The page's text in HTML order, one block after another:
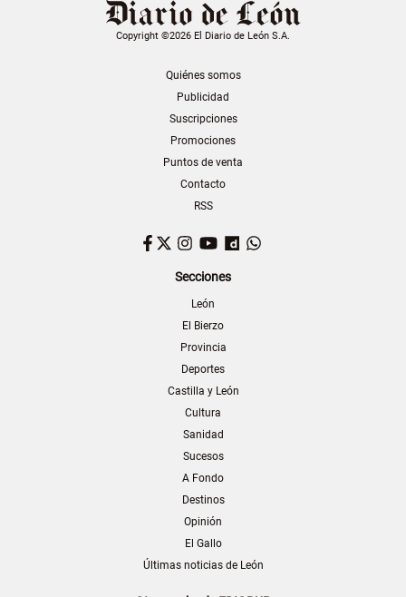
Copyright ©2026 El Diario de León S.A.
Quiénes somos
Publicidad
Suscripciones
Promociones
Puntos de venta
Contacto
RSS
Facebook
TwitterInstagram
YouTubeDailymotion
Secciones
León
El Bierzo
Provincia
Deportes
Castilla y León
Cultura
Sanidad
Sucesos
A Fondo
Destinos
Opinión
El Gallo
Últimas noticias de León